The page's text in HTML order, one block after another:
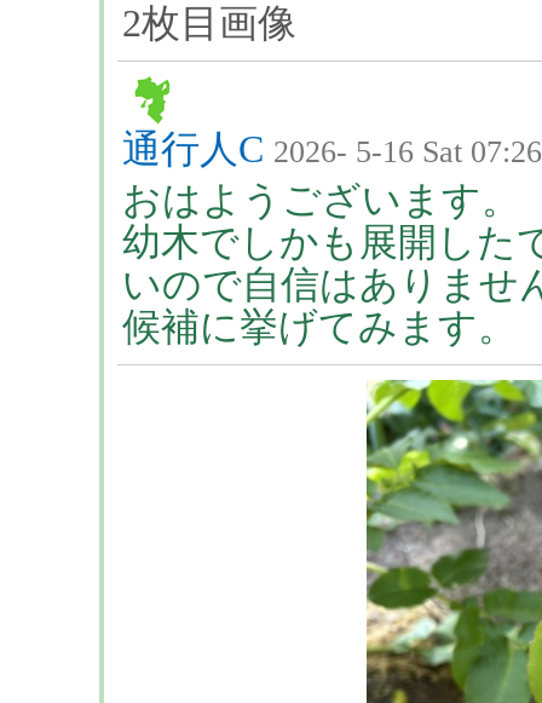
2枚目画像
通行人C 2026- 5-16 Sat 07:26
おはようございます。
幼木でしかも展開した
いので自信はありませ
候補に挙げてみます。